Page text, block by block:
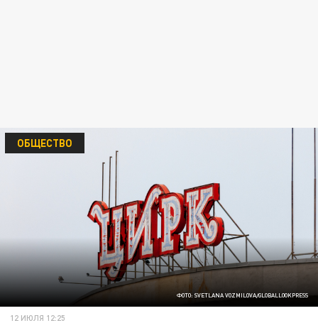
ФОТО: SVETLANA VOZMILOVA/GLOBALLOOKPRESS
ОБЩЕСТВО
12 ИЮЛЯ 12:25